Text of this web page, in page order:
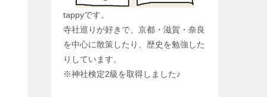
tappyです。
寺社巡りが好きで、京都・滋賀・奈良
を中心に散策したり、歴史を勉強した
りしています。
※神社検定2級を取得しました♪